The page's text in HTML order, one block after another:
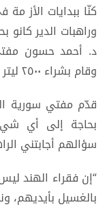
كنّا ببدايات الأز
وراهبات الدير
د. أحمد حسون
وقام بشراء ٢٥٠٠ ليتر وقدّمه هدية للدير.
قدّم مفتي سورية
بحاجة إلى أي
سؤالهم أجابتني
“إن فقراء الهند
بالغسيل بأيديهم،